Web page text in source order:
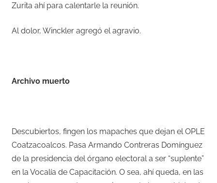
Zurita ahí para calentarle la reunión.
Al dolor, Winckler agregó el agravio.
Archivo muerto
Descubiertos, fingen los mapaches que dejan el OPLE
Coatzacoalcos. Pasa Armando Contreras Domínguez
de la presidencia del órgano electoral a ser “suplente”
en la Vocalía de Capacitación. O sea, ahí queda, en las